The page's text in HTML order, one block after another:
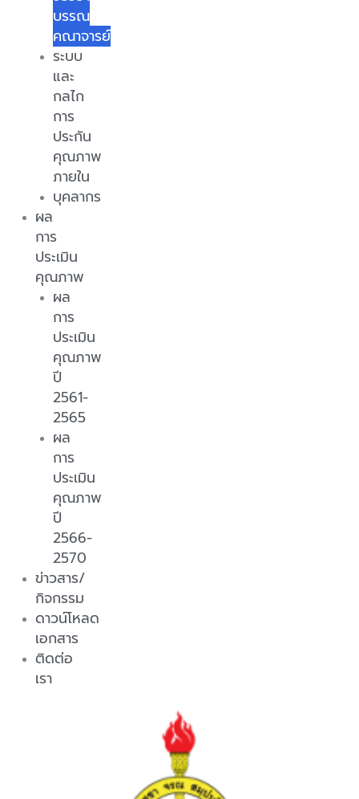
บรรณ
คณาจารย์
ระบบ
และ
กลไก
การ
ประกัน
คุณภาพ
ภายใน
บุคลากร
ผล
การ
ประเมิน
คุณภาพ
ผล
การ
ประเมิน
คุณภาพ
ปี
2561-
2565
ผล
การ
ประเมิน
คุณภาพ
ปี
2566-
2570
ข่าวสาร/
กิจกรรม
ดาวน์โหลด
เอกสาร
ติดต่อ
เรา